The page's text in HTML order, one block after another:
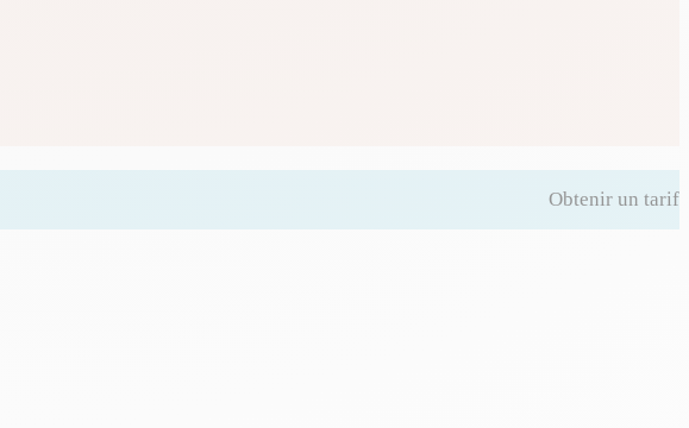
Obtenir un tarif